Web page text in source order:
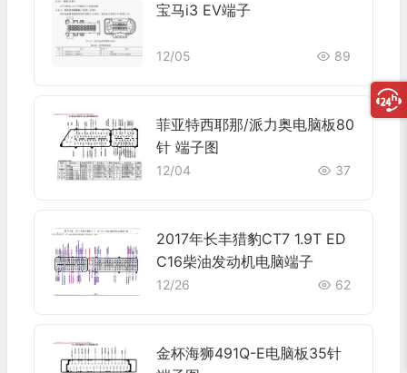
宝马i3 EV端子
12/05 89
菲亚特西耶那/派力奥电脑板80
针 端子图
12/04 37
2017年长丰猎豹CT7 1.9T ED
C16柴油发动机电脑端子
12/26 62
金杯海狮491Q-E电脑板35针